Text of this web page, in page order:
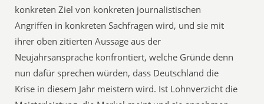
konkreten Ziel von konkreten journalistischen
Angriffen in konkreten Sachfragen wird, und sie mit
ihrer oben zitierten Aussage aus der
Neujahrsansprache konfrontiert, welche Gründe denn
nun dafür sprechen würden, dass Deutschland die
Krise in diesem Jahr meistern wird. Ist Lohnverzicht die